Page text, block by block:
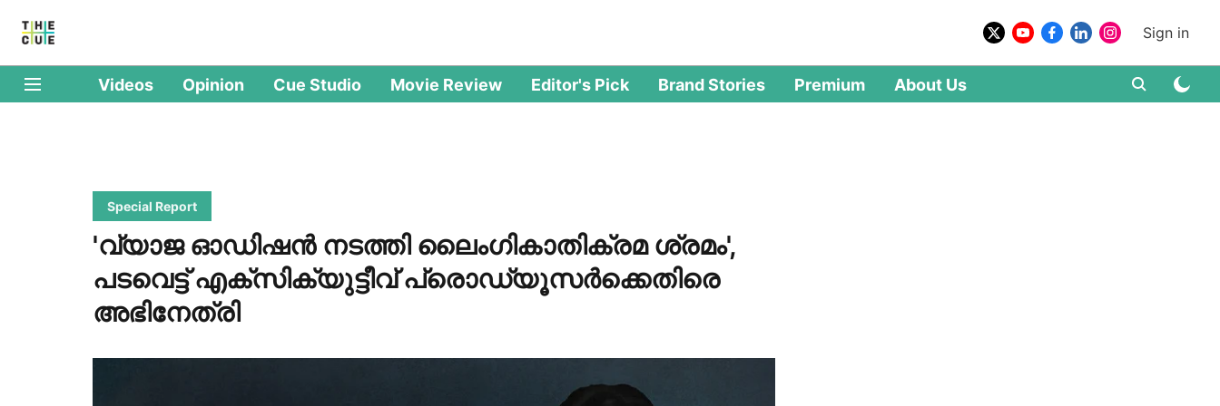
Sign in
Videos Opinion Cue Studio Movie Review Editor's Pick Brand Stories Premium About Us
Special Report
'വ്യാജ ഓഡിഷന്‍ നടത്തി ലൈംഗികാതിക്രമ ശ്രമം',
പടവെട്ട് എക്സിക്യുട്ടീവ് പ്രൊഡ്യൂസര്‍ക്കെതിരെ
അഭിനേത്രി